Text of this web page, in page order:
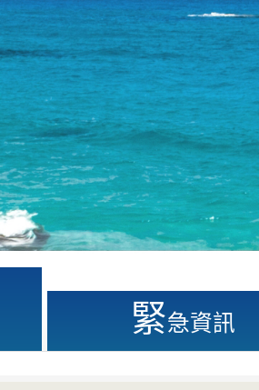
緊急資訊